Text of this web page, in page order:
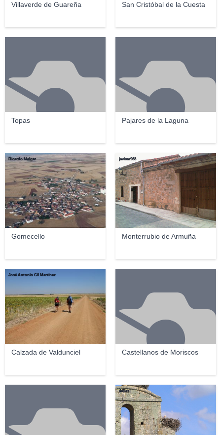
Villaverde de Guareña San Cristóbal de la Cuesta
Topas Pajares de la Laguna
Gomecello
Ricardo Melgar
Monterrubio de Armuña
javicar968
Calzada de Valdunciel
José Antonio Gil Martínez
Castellanos de Moriscos
4ullas